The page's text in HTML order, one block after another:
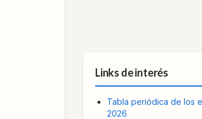
Links de interés
Tabla periódica de los
2026